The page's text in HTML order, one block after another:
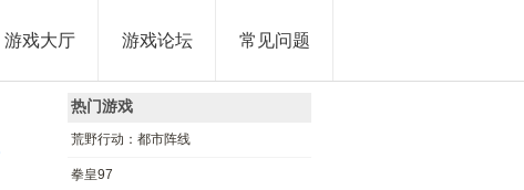
游戏大厅 游戏论坛 常见问题
热门游戏
荒野行动：都市阵线
拳皇97